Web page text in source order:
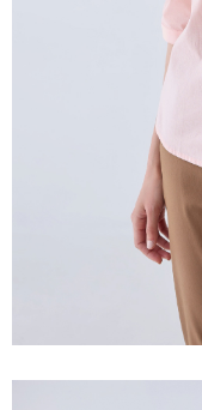
akan dibatalkan secara
semakan khusus" yang
penilaian tidak
penilaian boleh diberikan.
【Penerangan Kaedah
1. Pembayaran ansuran
"Pembayaran Ansuran
pembayaran selepas
2. Melalui pautan SMS
membayar melalui "Kod
Mobile / Pemindahan
1. Perkhidmatan ini
perkhidmatan ini semasa
tuntutan harga jual/beli